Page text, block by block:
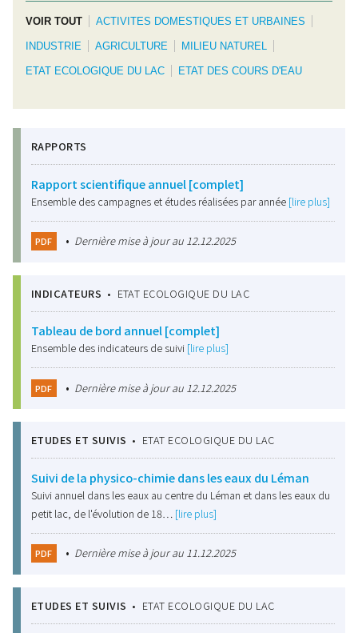
VOIR TOUT ACTIVITES DOMESTIQUES ET URBAINES
INDUSTRIE AGRICULTURE MILIEU NATUREL
ETAT ECOLOGIQUE DU LAC ETAT DES COURS D'EAU
RAPPORTS
Rapport scientifique annuel [complet]
Ensemble des campagnes et études réalisées par année [lire plus]
PDF • Dernière mise à jour au 12.12.2025
INDICATEURS • ETAT ECOLOGIQUE DU LAC
Tableau de bord annuel [complet]
Ensemble des indicateurs de suivi [lire plus]
PDF • Dernière mise à jour au 12.12.2025
ETUDES ET SUIVIS • ETAT ECOLOGIQUE DU LAC
Suivi de la physico-chimie dans les eaux du Léman
Suivi annuel dans les eaux au centre du Léman et dans les eaux du
petit lac, de l'évolution de 18… [lire plus]
PDF • Dernière mise à jour au 11.12.2025
ETUDES ET SUIVIS • ETAT ECOLOGIQUE DU LAC